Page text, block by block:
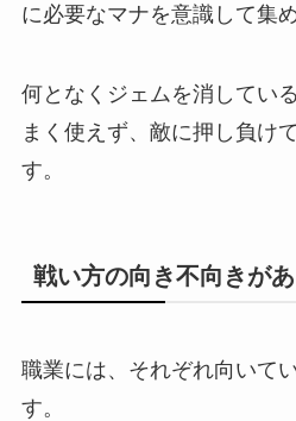
に必要なマナを意識して集
何となくジェムを消してい
まく使えず、敵に押し負け
す。
戦い方の向き不向きが
職業には、それぞれ向いて
す。